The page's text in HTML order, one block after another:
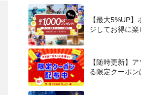
【最大5%UP
ジしてお得に楽
【随時更新】
る限定クーポン